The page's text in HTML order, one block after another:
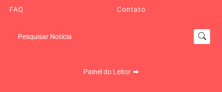
FAQ
Contato
Pesquisar Notícia
Painel do Leitor